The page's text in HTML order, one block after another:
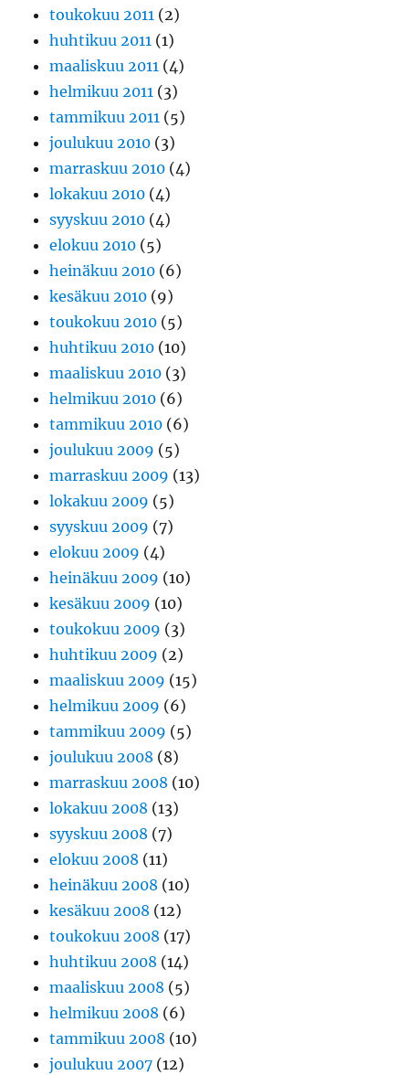
toukokuu 2011 (2)
huhtikuu 2011 (1)
maaliskuu 2011 (4)
helmikuu 2011 (3)
tammikuu 2011 (5)
joulukuu 2010 (3)
marraskuu 2010 (4)
lokakuu 2010 (4)
syyskuu 2010 (4)
elokuu 2010 (5)
heinäkuu 2010 (6)
kesäkuu 2010 (9)
toukokuu 2010 (5)
huhtikuu 2010 (10)
maaliskuu 2010 (3)
helmikuu 2010 (6)
tammikuu 2010 (6)
joulukuu 2009 (5)
marraskuu 2009 (13)
lokakuu 2009 (5)
syyskuu 2009 (7)
elokuu 2009 (4)
heinäkuu 2009 (10)
kesäkuu 2009 (10)
toukokuu 2009 (3)
huhtikuu 2009 (2)
maaliskuu 2009 (15)
helmikuu 2009 (6)
tammikuu 2009 (5)
joulukuu 2008 (8)
marraskuu 2008 (10)
lokakuu 2008 (13)
syyskuu 2008 (7)
elokuu 2008 (11)
heinäkuu 2008 (10)
kesäkuu 2008 (12)
toukokuu 2008 (17)
huhtikuu 2008 (14)
maaliskuu 2008 (5)
helmikuu 2008 (6)
tammikuu 2008 (10)
joulukuu 2007 (12)